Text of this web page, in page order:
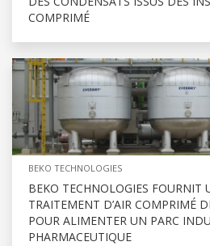
COMPRIMÉ
BEKO TECHNOLOGIES
BEKO TECHNOLOGIES FOURNIT
TRAITEMENT D’AIR COMPRIMÉ
POUR ALIMENTER UN PARC
PHARMACEUTIQUE